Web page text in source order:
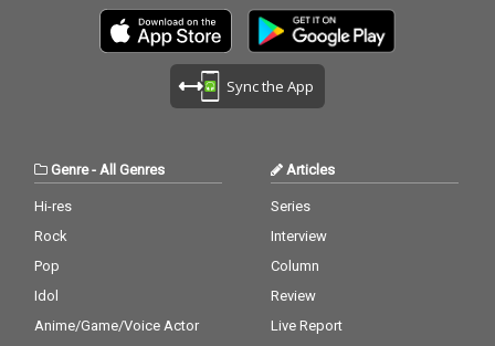
Sync the App
Genre-All Genres
Hi-res
Rock
Pop
Idol
Anime/Game/Voice Actor
Articles
Series
Interview
Column
Review
Live Report